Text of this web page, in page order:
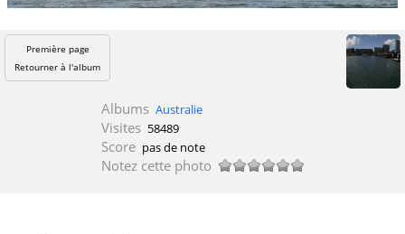
Première page
Retourner à l'album
Albums Australie
Visites 58489
Score pas de note
Notez cette photo